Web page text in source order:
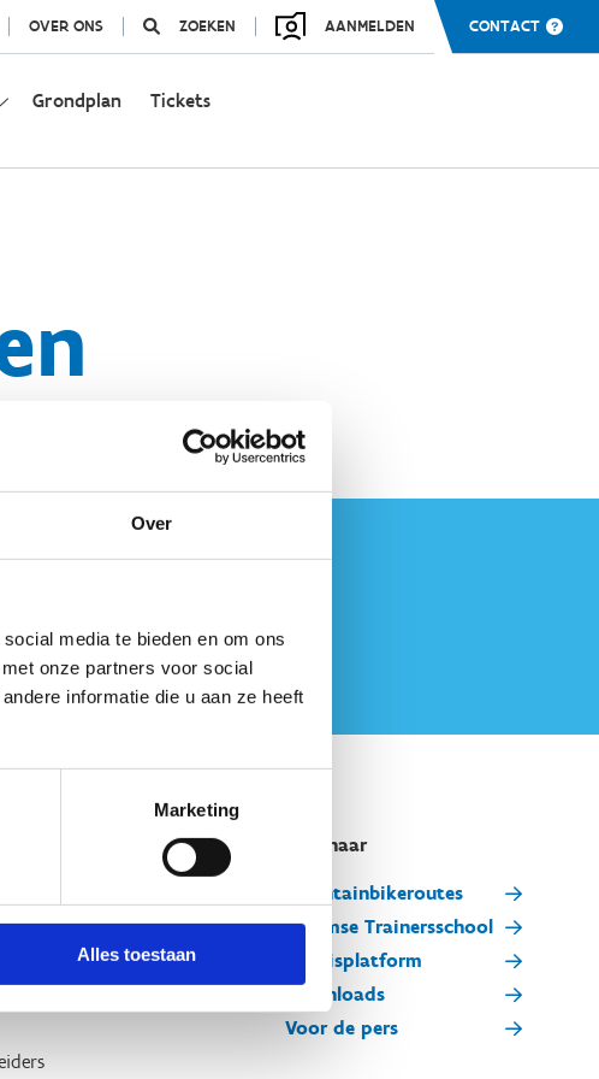
Over
media te bieden en om ons
onze partners voor social
informatie die u aan ze heeft
Marketing
Alles toestaan
OVER ONS ZOEKEN AANMELDEN CONTACT
Grondplan Tickets
Snel naar
Mountainbikeroutes
Vlaamse Trainersschool
Kennisplatform
Downloads
Voor de pers